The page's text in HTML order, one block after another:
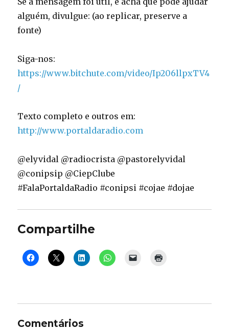
alguém, divulgue: (ao replicar, preserve a
fonte)
Siga-nos:
https://www.bitchute.com/video/Ip206llpxTV4
/
Texto completo e outros em:
http://www.portaldaradio.com
@elyvidal @radiocrista @pastorelyvidal
@conipsip @CiepClube
#FalaPortaldaRadio #conipsi #cojae #dojae
Compartilhe
Comentários